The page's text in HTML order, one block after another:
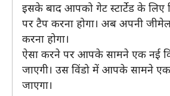
इसके बाद आपको गेट स्टार्टेड के
पर टैप करना होगा। अब अपनी
करना होगा।
ऐसा करने पर आपके सामने एक नई
जाएगी। उस विंडो में आपके सामने
जाएगा।